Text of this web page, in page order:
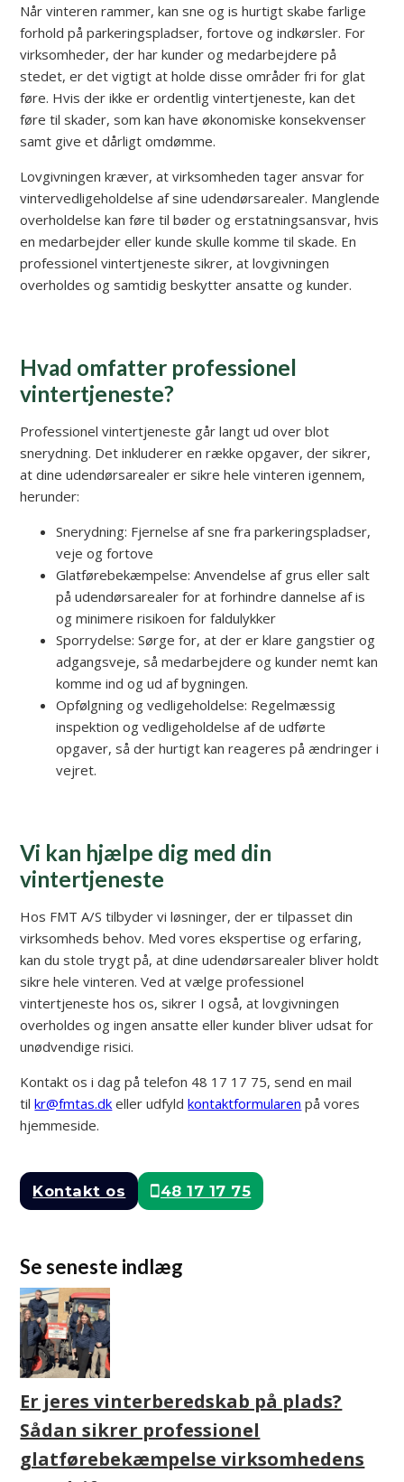
Når vinteren rammer, kan sne og is hurtigt skabe farlige
forhold på parkeringspladser, fortove og indkørsler. For
virksomheder, der har kunder og medarbejdere på
stedet, er det vigtigt at holde disse områder fri for glat
føre. Hvis der ikke er ordentlig vintertjeneste, kan det
føre til skader, som kan have økonomiske konsekvenser
samt give et dårligt omdømme.
Lovgivningen kræver, at virksomheden tager ansvar for
vintervedligeholdelse af sine udendørsarealer. Manglende
overholdelse kan føre til bøder og erstatningsansvar, hvis
en medarbejder eller kunde skulle komme til skade. En
professionel vintertjeneste sikrer, at lovgivningen
overholdes og samtidig beskytter ansatte og kunder.
Hvad omfatter professionel
vintertjeneste?
Professionel vintertjeneste går langt ud over blot
snerydning. Det inkluderer en række opgaver, der sikrer,
at dine udendørsarealer er sikre hele vinteren igennem,
herunder:
Snerydning: Fjernelse af sne fra parkeringspladser,
veje og fortove
Glatførebekæmpelse: Anvendelse af grus eller salt
på udendørsarealer for at forhindre dannelse af is
og minimere risikoen for faldulykker
Sporrydelse: Sørge for, at der er klare gangstier og
adgangsveje, så medarbejdere og kunder nemt kan
komme ind og ud af bygningen.
Opfølgning og vedligeholdelse: Regelmæssig
inspektion og vedligeholdelse af de udførte
opgaver, så der hurtigt kan reageres på ændringer i
vejret.
Vi kan hjælpe dig med din
vintertjeneste
Hos FMT A/S tilbyder vi løsninger, der er tilpasset din
virksomheds behov. Med vores ekspertise og erfaring,
kan du stole trygt på, at dine udendørsarealer bliver holdt
sikre hele vinteren. Ved at vælge professionel
vintertjeneste hos os, sikrer I også, at lovgivningen
overholdes og ingen ansatte eller kunder bliver udsat for
unødvendige risici.
Kontakt os i dag på telefon 48 17 17 75, send en mail
tilkr@fmtas.dk eller udfyldkontaktformularen på vores
hjemmeside.
Kontakt os 48 17 17 75
Se seneste indlæg
Er jeres vinterberedskab på plads?
Sådan sikrer professionel
glatførebekæmpelse virksomhedens